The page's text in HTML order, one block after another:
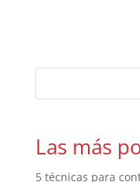
Las más
5 técnicas para